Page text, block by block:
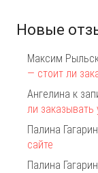
Новые
Максим
— стоит ли
Ангелина к
ли заказывать
Палина
сайте
Палина